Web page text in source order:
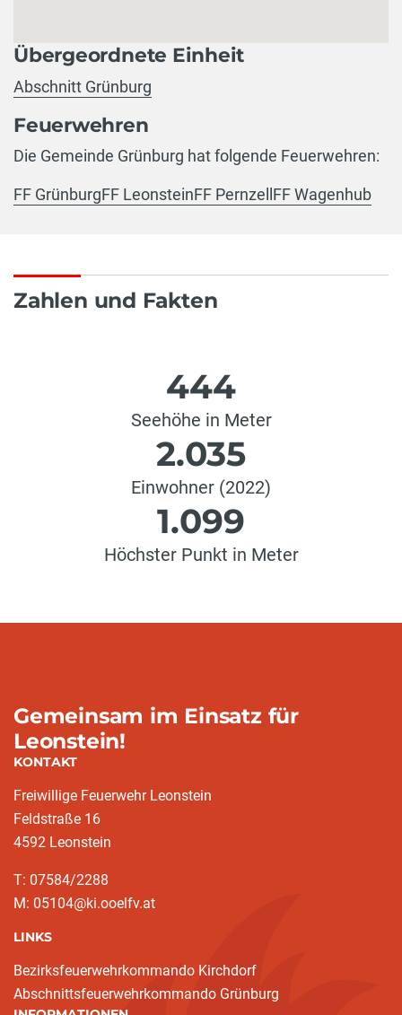
Übergeordnete Einheit
Abschnitt Grünburg
Feuerwehren
Die Gemeinde Grünburg hat folgende Feuerwehren:
FF GrünburgFF LeonsteinFF Pernzell FF Wagenhub
Zahlen und Fakten
444
Seehöhe in Meter
2.035
Einwohner (2022)
1.099
Höchster Punkt in Meter
Gemeinsam im Einsatz für
Leonstein!
KONTAKT
Freiwillige Feuerwehr Leonstein
Feldstraße 16
4592 Leonstein
T: 07584/2288
M: 05104@ki.ooelfv.at
LINKS
Bezirksfeuerwehrkommando Kirchdorf
Abschnittsfeuerwehrkommando Grünburg